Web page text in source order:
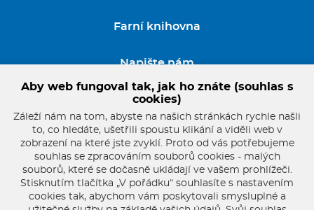
Farní knihovna
Napište nám
GDPR
Aby web fungoval tak, jak ho znáte (souhlas s
cookies)
Záleží nám na tom, abyste na našich stránkách rychle našli
to, co hledáte, ušetřili spoustu klikání a viděli web v
zobrazení na které jste zvyklí. Proto od vás potřebujeme
souhlas se zpracováním souborů cookies - malých
souborů, které se dočasně ukládají ve vašem prohlížeči.
Stisknutím tlačítka „V pořádku“ souhlasíte s nastavením
cookies tak, abychom vám poskytovali smysluplné a